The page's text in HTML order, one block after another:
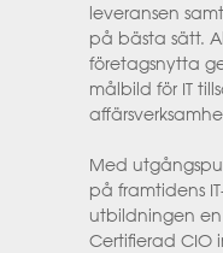
leveransen
på bästa sätt.
företagsnytta
målbild för IT
Med
på framtidens
utbildningen
Certifierad CIO